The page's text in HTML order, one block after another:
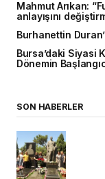
Mahmut Arıkan:
anlayışını
Burhanettin
Bursa’daki Siyasi
Dönemin
SON HABERLER